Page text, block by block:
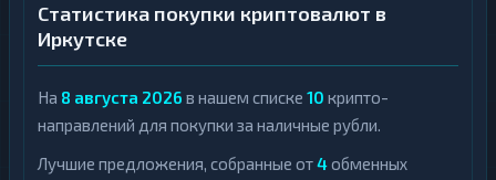
Статистика покупки криптовалют в
Иркутске
На 8 августа 2026 в нашем списке 10 крипто-
направлений для покупки за наличные рубли.
Лучшие предложения, собранные от4обменных